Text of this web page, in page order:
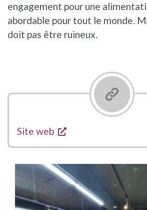
engagement pour une
abordable pour tout le monde.
doit pas être ruineux.
Liens
Site web s'ouvre dans une